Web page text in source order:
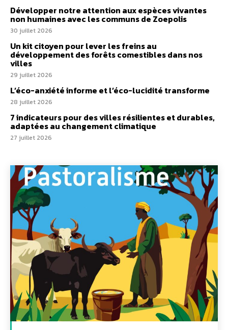
Développer notre attention aux espèces vivantes
non humaines avec les communs de Zoepolis
30 juillet 2026
Un kit citoyen pour lever les freins au
développement des forêts comestibles dans nos
villes
29 juillet 2026
L’éco-anxiété informe et l’éco-lucidité transforme
28 juillet 2026
7 indicateurs pour des villes résilientes et durables,
adaptées au changement climatique
27 juillet 2026